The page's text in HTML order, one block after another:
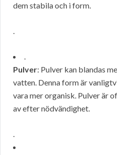
dem stabila och i form.
.
.
Pulver: Pulver kan blandas
vatten. Denna form är
vara mer organisk. Pulver är
av efter nödvändighet.
.